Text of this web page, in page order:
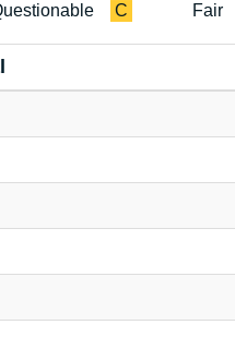
Fair
C